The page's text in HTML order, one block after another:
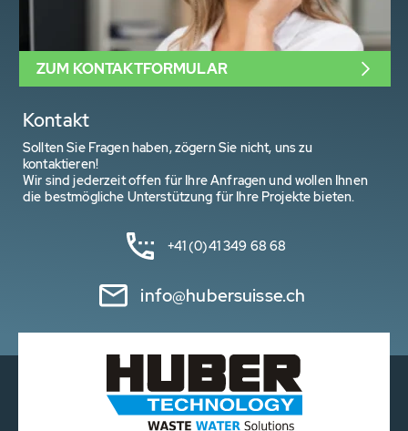
Kontakt
Sollten Sie Fragen haben, zögern Sie nicht, uns zu
kontaktieren!
Wir sind jederzeit offen für Ihre Anfragen und wollen Ihnen
die bestmögliche Unterstützung für Ihre Projekte bieten.
+41 (0)41 349 68 68
info@hubersuisse.ch
ZUM KONTAKTFORMULAR